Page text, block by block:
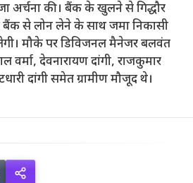
अर्चना की। बैंक के खुलने से गिद्धौर
बैंक से लोन लेने के साथ जमा निकासी
मौके पर डिविजनल मैनेजर बलवंत
वर्मा, देवनारायण दांगी, राजकुमार
दांगी समेत ग्रामीण मौजूद थे।